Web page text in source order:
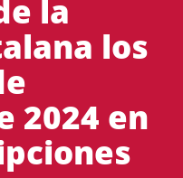
la
los
2024 en